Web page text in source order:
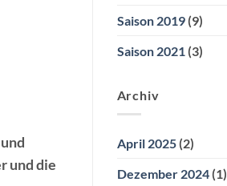
und die
Saison 2019(9)
Saison 2021 (3)
Archiv
April 2025(2)
Dezember 2024(1)